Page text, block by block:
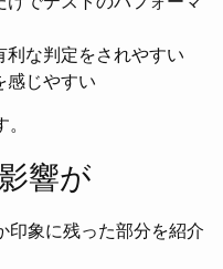
な判定をされやすい
感じやすい
響が
印象に残った部分を紹介